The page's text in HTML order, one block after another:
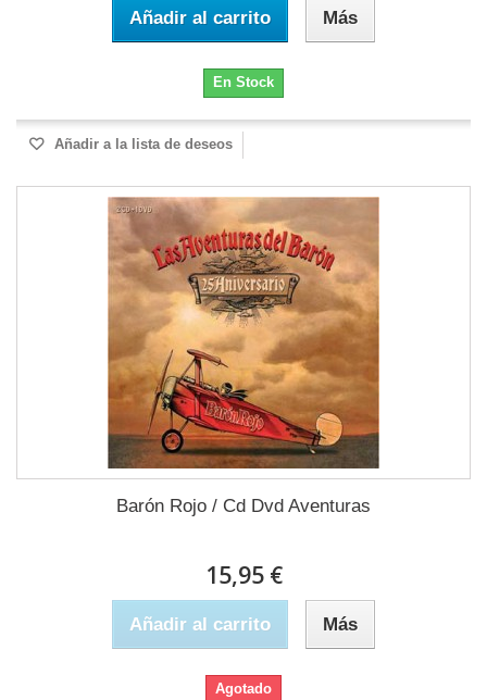
Añadir al carrito Más
En Stock
Añadir a la lista de deseos
Barón Rojo / Cd Dvd Aventuras
15,95 €
Añadir al carrito Más
Agotado